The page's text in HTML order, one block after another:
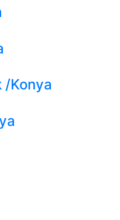
/Konya